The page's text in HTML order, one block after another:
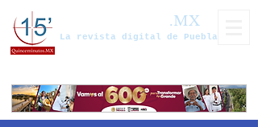
.MX
La revista digital de Puebla